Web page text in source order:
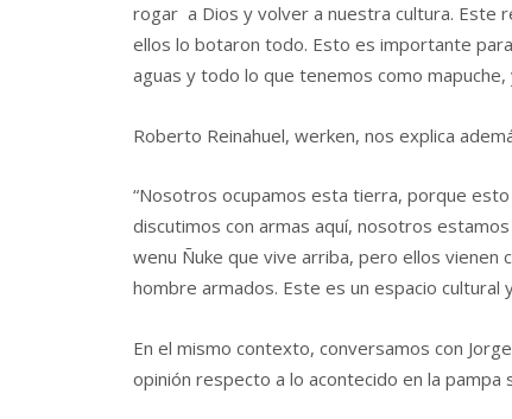
rogar a Dios y volver a nuestra cultura. Este
ellos lo botaron todo. Esto es importante
aguas y todo lo que tenemos como
Roberto Reinahuel, werken, nos explica
“Nosotros ocupamos esta tierra, porque
discutimos con armas aquí, nosotros
wenu Ñuke que vive arriba, pero ellos
hombre armados. Este es un espacio cultural
En el mismo contexto, conversamos con
opinión respecto a lo acontecido en la